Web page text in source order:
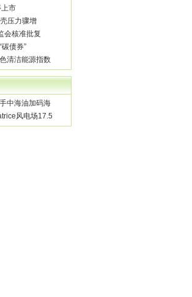
市
压力骤增
会核准批复
债券”
清洁能源指数
中海油加码海
风电场17.5